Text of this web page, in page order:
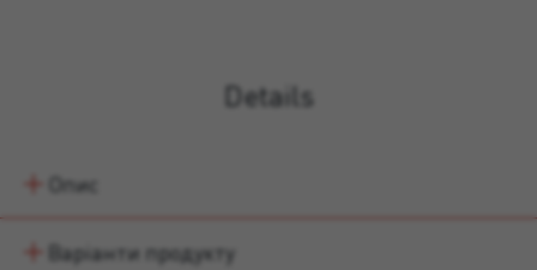
Details
Опис
Варіанти продукту